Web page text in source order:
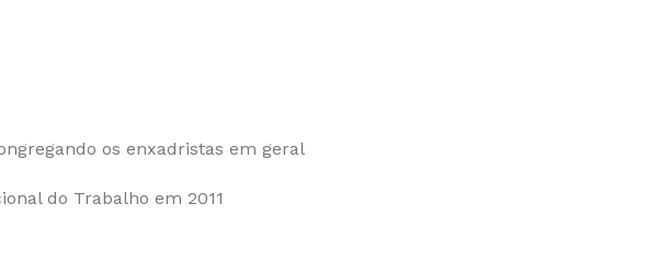
os enxadristas em geral
do Trabalho em 2011